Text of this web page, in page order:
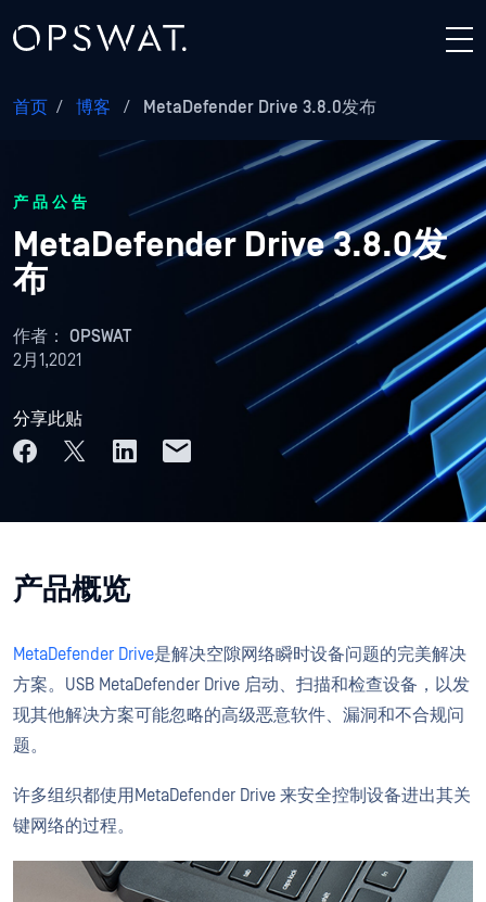
首页 / 博客 / MetaDefender Drive 3.8.0发布
产品公告
MetaDefender Drive 3.8.0发
布
作者： OPSWAT
2月1,2021
分享此贴
产品概览
MetaDefender Drive是解决空隙网络瞬时设备问题的完美解决
方案。USB MetaDefender Drive 启动、扫描和检查设备，以发
现其他解决方案可能忽略的高级恶意软件、漏洞和不合规问
题。
许多组织都使用MetaDefender Drive 来安全控制设备进出其关
键网络的过程。